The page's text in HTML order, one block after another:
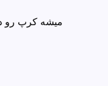
میشه کرپ رو